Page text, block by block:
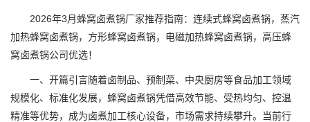
2026年3月蜂窝卤煮锅厂家推荐指南：连续式蜂窝卤煮锅，蒸汽
加热蜂窝卤煮锅，方形蜂窝卤煮锅，电磁加热蜂窝卤煮锅，高压蜂
窝卤煮锅公司优选！
一、开篇引言随着卤制品、预制菜、中央厨房等食品加工领域
规模化、标准化发展，蜂窝卤煮锅凭借高效节能、受热均匀、控温
精准等优势，成为卤煮加工核心设备，市场需求持续攀升。当前行